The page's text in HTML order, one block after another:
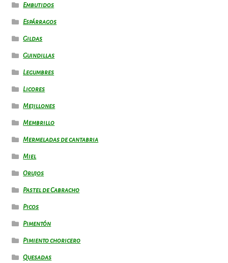
Embutidos
Espárragos
Gildas
Guindillas
Legumbres
Licores
Mejillones
Membrillo
Mermeladas de cantabria
Miel
Orujos
Pastel de Cabracho
Picos
Pimentón
Pimiento choricero
Quesadas